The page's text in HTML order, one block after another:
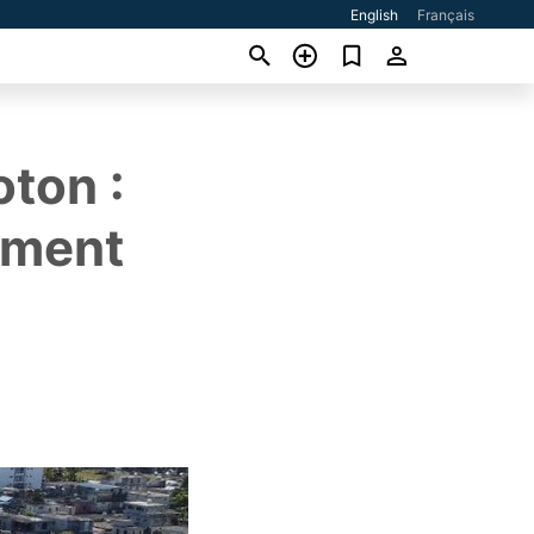
English Français
: